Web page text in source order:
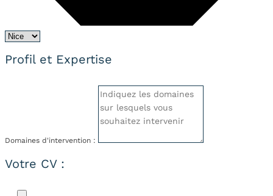
Profil et Expertise
Domaines d'intervention :
Votre CV :